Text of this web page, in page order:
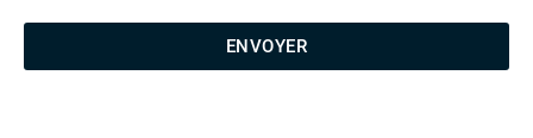
ENVOYER